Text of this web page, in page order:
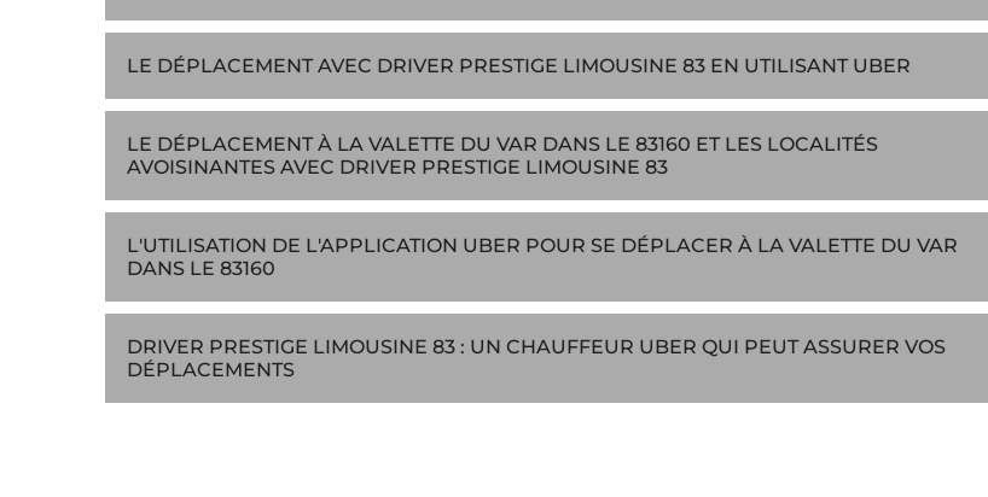
LE DÉPLACEMENT AVEC DRIVER PRESTIGE LIMOUSINE 83 EN UTILISANT UBER
LE DÉPLACEMENT À LA VALETTE DU VAR DANS LE 83160 ET LES LOCALITÉS
AVOISINANTES AVEC DRIVER PRESTIGE LIMOUSINE 83
L'UTILISATION DE L'APPLICATION UBER POUR SE DÉPLACER À LA VALETTE DU VAR
DANS LE 83160
DRIVER PRESTIGE LIMOUSINE 83 : UN CHAUFFEUR UBER QUI PEUT ASSURER VOS
DÉPLACEMENTS